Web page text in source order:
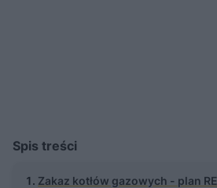
Spis treści
Zakaz kotłów gazowych - plan